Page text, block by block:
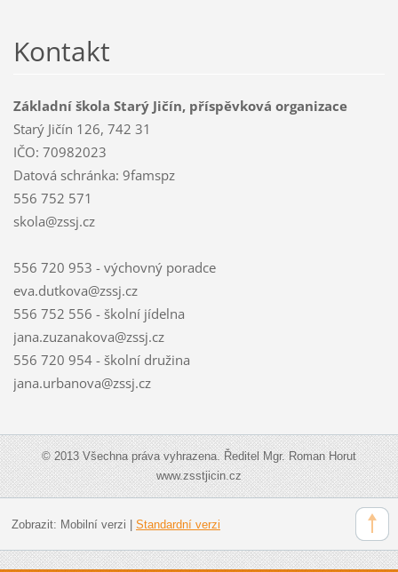
Kontakt
Základní škola Starý Jičín, příspěvková organizace
Starý Jičín 126, 742 31
IČO: 70982023
Datová schránka: 9famspz
556 752 571
skola@zssj.cz
556 720 953 - výchovný poradce
eva.dutkova@zssj.cz
556 752 556 - školní jídelna
jana.zuzanakova@zssj.cz
556 720 954 - školní družina
jana.urbanova@zssj.cz
© 2013 Všechna práva vyhrazena. Ředitel Mgr. Roman Horut
www.zsstjicin.cz
Zobrazit: Mobilní verzi Standardní verzi